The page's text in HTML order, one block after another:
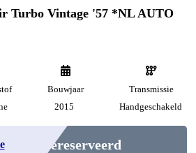
Turbo Vintage '57 *NL AUTO
Bouwjaar
2015
Transmissie
Handgeschakeld
Gereserveerd